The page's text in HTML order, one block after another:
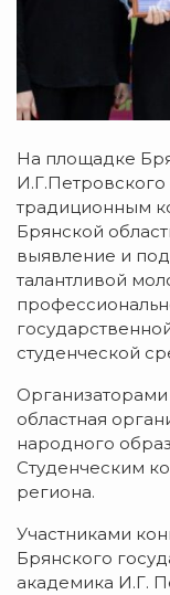
На площадке
традиционным
Брянской
выявление и
талантливой
студенческой
областная
народного
Студенческим
региона.
Участниками
Брянского
академика И.Г.